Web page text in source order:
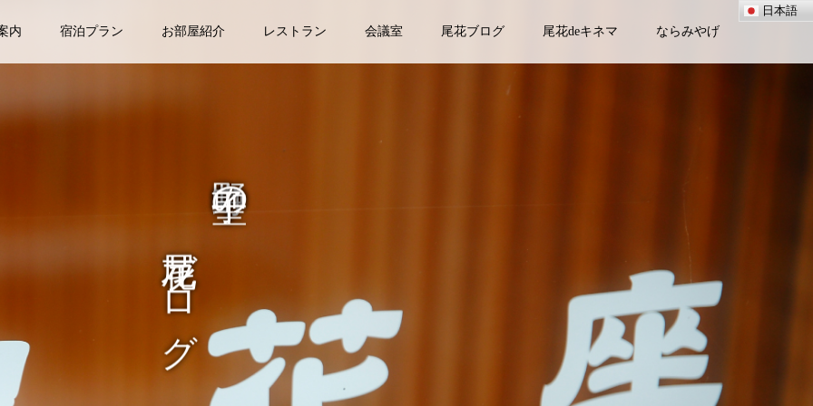
内 宿泊プラン お部屋紹介 レストラン 会議室 尾花ブログ 尾花deキネマ ならみやげ
日本語
中野 聖子の
尾花ブログ